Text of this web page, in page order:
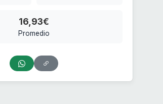
16,93€
Promedio